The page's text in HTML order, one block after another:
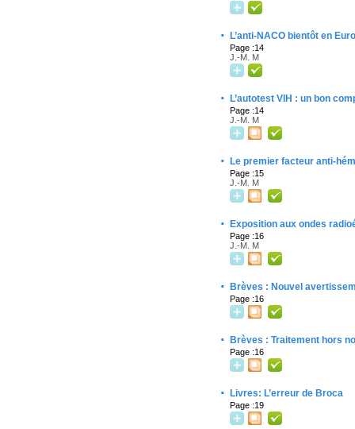
· L’anti-NACO bientôt en
Page :14
J.-M. M
· L’autotest VIH : un bon
Page :14
J.-M. M
· Le premier facteur anti-
Page :15
J.-M. M
· Exposition aux ondes
Page :16
J.-M. M
· Brèves : Nouvel
Page :16
· Brèves : Traitement hors
Page :16
· Livres: L’erreur de Broca
Page :19